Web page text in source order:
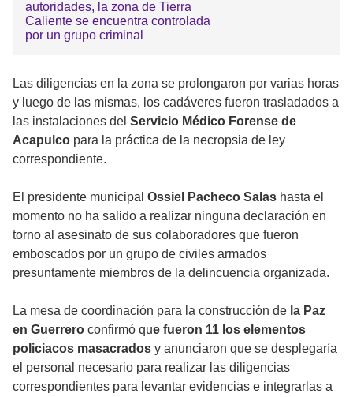
autoridades, la zona de Tierra
Caliente se encuentra controlada
por un grupo criminal
Las diligencias en la zona se prolongaron por varias horas
y luego de las mismas, los cadáveres fueron trasladados a
las instalaciones del Servicio Médico Forense de
Acapulco para la práctica de la necropsia de ley
correspondiente.
El presidente municipal Ossiel Pacheco Salas hasta el
momento no ha salido a realizar ninguna declaración en
torno al asesinato de sus colaboradores que fueron
emboscados por un grupo de civiles armados
presuntamente miembros de la delincuencia organizada.
La mesa de coordinación para la construcción de la Paz
en Guerrero confirmó que fueron 11 los elementos
policiacos masacrados y anunciaron que se desplegaría
el personal necesario para realizar las diligencias
correspondientes para levantar evidencias e integrarlas a